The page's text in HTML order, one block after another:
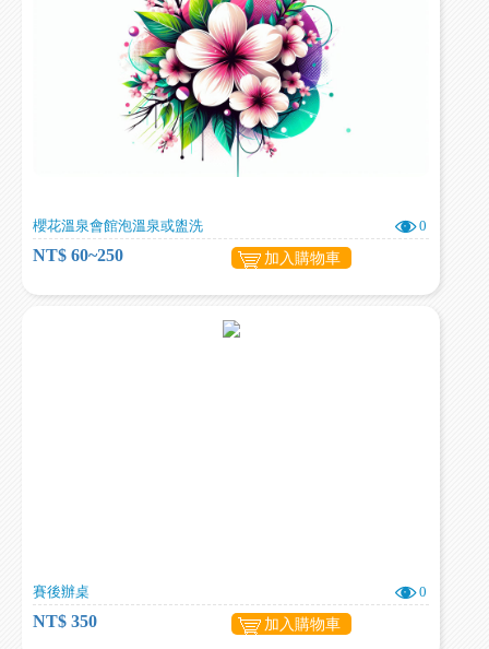
櫻花溫泉會館泡溫泉或盥洗 0
NT$ 60~250 加入購物車
賽後辦桌 0
NT$ 350 加入購物車